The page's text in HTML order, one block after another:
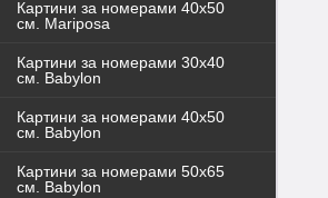
Картини за номерами 40х50
см. Mariposa
Картини за номерами 30х40
см. Babylon
Картини за номерами 40х50
см. Babylon
Картини за номерами 50х65
см. Babylon